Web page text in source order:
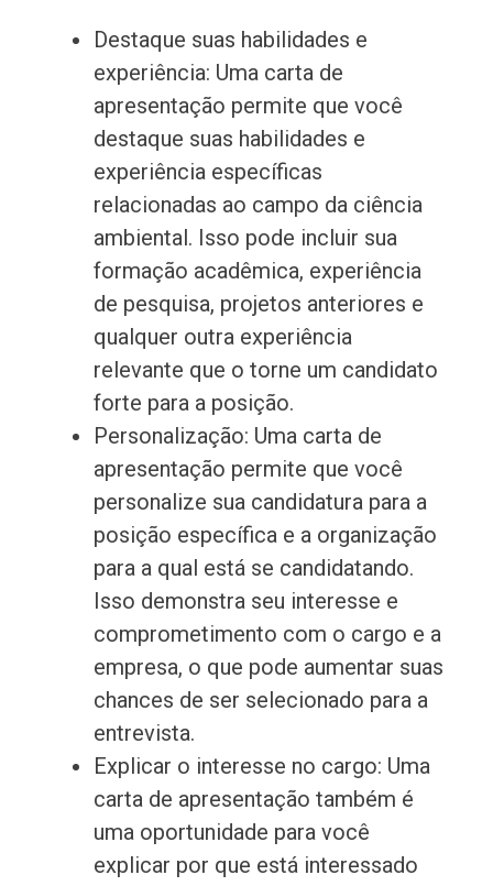
Destaque suas habilidades e
experiência: Uma carta de
apresentação permite que você
destaque suas habilidades e
experiência específicas
relacionadas ao campo da ciência
ambiental. Isso pode incluir sua
formação acadêmica, experiência
de pesquisa, projetos anteriores e
qualquer outra experiência
relevante que o torne um candidato
forte para a posição.
Personalização: Uma carta de
apresentação permite que você
personalize sua candidatura para a
posição específica e a organização
para a qual está se candidatando.
Isso demonstra seu interesse e
comprometimento com o cargo e a
empresa, o que pode aumentar suas
chances de ser selecionado para a
entrevista.
Explicar o interesse no cargo: Uma
carta de apresentação também é
uma oportunidade para você
explicar por que está interessado